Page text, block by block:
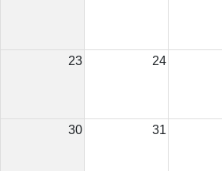
23 24
30 31